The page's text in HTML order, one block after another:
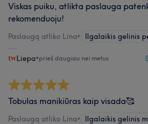
Viskas puiku, atlikta paslauga
rekomenduoju!
Paslaugą atliko Lina• Ilgalaikis gelinis
Liepa•prieš daugiau nei metus
Tobulas manikiūras kaip visada🥰
Paslaugą atliko Lina• Ilgalaikis gelinis